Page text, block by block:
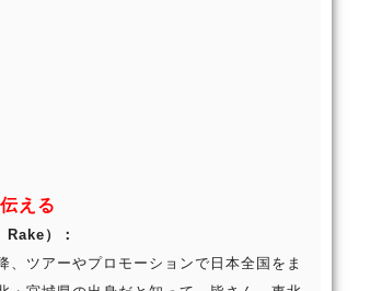
える
Rake）：
、ツアーやプロモーションで日本全国をま